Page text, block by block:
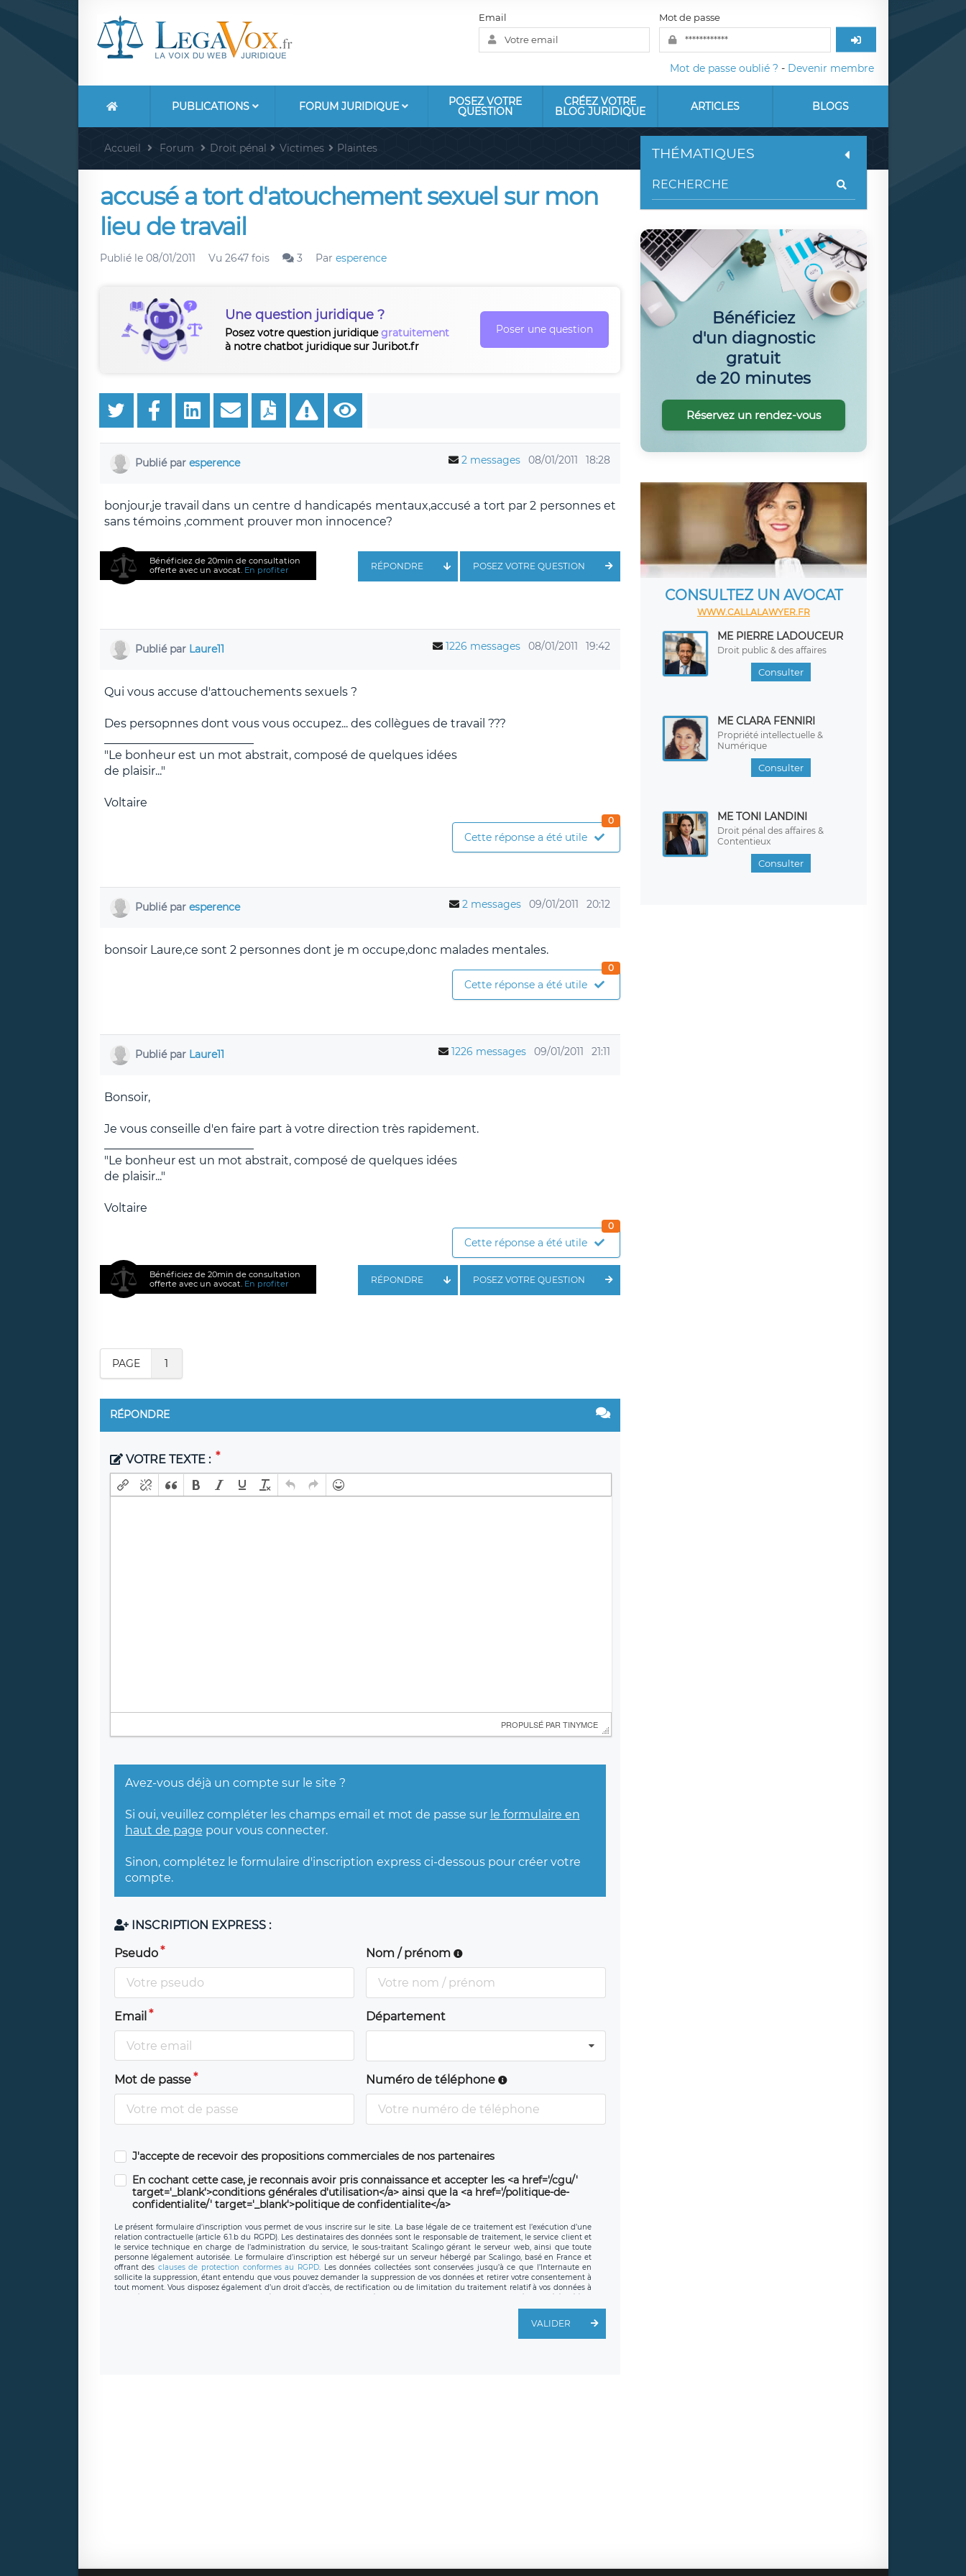
Email Mot de passe
Mot de passe oublié ? - Devenir membre
PUBLICATIONS FORUM JURIDIQUE POSEZ VOTRE
QUESTION
CRÉEZ VOTRE
BLOG JURIDIQUE ARTICLES BLOGS
Accueil Forum Droit pénal Victimes Plaintes
accusé a tort d'atouchement sexuel sur mon
lieu de travail
Publié le 08/01/2011 Vu 2647 fois 3 Par esperence
Une question juridique ?
Posez votre question juridiquegratuitement
à notre chatbot juridique sur Juribot.fr
Poser une question
Publié par esperence 2 messages 08/01/2011 18:28
bonjour,je travail dans un centre d handicapés mentaux,accusé a tort par 2 personnes et
sans témoins ,comment prouver mon innocence?
Bénéficiez de 20min de consultation
offerte avec un avocat. En profiter POSEZ VOTRE QUESTION
RÉPONDRE
Publié par Laure11 1226 messages 08/01/2011 19:42
Qui vous accuse d'attouchements sexuels ?
Des persopnnes dont vous vous occupez... des collègues de travail ???
"Le bonheur est un mot abstrait, composé de quelques idées
de plaisir..."
Voltaire
Cette réponse a été utile
0
Publié par esperence 2 messages 09/01/2011 20:12
bonsoir Laure,ce sont 2 personnes dont je m occupe,donc malades mentales.
Cette réponse a été utile
0
Publié par Laure11 1226 messages 09/01/2011 21:11
Bonsoir,
Je vous conseille d'en faire part à votre direction très rapidement.
"Le bonheur est un mot abstrait, composé de quelques idées
de plaisir..."
Voltaire
Cette réponse a été utile
0
Bénéficiez de 20min de consultation
offerte avec un avocat. En profiter POSEZ VOTRE QUESTION
RÉPONDRE
PAGE 1
RÉPONDRE
VOTRE TEXTE :
PROPULSÉ PAR TINYMCE
Avez-vous déjà un compte sur le site ?
Si oui, veuillez compléter les champs email et mot de passe sur le formulaire en
haut de page pour vous connecter.
Sinon, complétez le formulaire d'inscription express ci-dessous pour créer votre
compte.
INSCRIPTION EXPRESS :
Pseudo Nom / prénom
Email Département
Mot de passe Numéro de téléphone
J'accepte de recevoir des propositions commerciales de nos partenaires
En cochant cette case, je reconnais avoir pris connaissance et accepter les <a href='/cgu/'
target='_blank'>conditions générales d'utilisation</a> ainsi que la <a href='/politique-de-
confidentialite/' target='_blank'>politique de confidentialite</a>
Le présent formulaire d’inscription vous permet de vous inscrire sur le site. La base légale de ce traitement est l’exécution d’une
relation contractuelle (article 6.1.b du RGPD). Les destinataires des données sont le responsable de traitement, le service client et
le service technique en charge de l’administration du service, le sous-traitant Scalingo gérant le serveur web, ainsi que toute
personne légalement autorisée. Le formulaire d’inscription est hébergé sur un serveur hébergé par Scalingo, basé en France et
offrant des clauses de protection conformes au RGPD. Les données collectées sont conservées jusqu’à ce que l’Internaute en
sollicite la suppression, étant entendu que vous pouvez demander la suppression de vos données et retirer votre consentement à
tout moment. Vous disposez également d’un droit d’accès, de rectification ou de limitation du traitement relatif à vos données à
caractère personnel, ainsi que d’un droit à la portabilité de vos données. Vous pouvez exercer ces droits auprès du délégué à la
protection des données de LÉGAVOX qui exerce au siège social de LÉGAVOX et est joignable à l’adresse mail suivante :
joignable à l’adresse mail : responsabledetraitement@legavox.fr. Vous avez également le droit d’introduire une réclamation
VALIDER
THÉMATIQUES
Bénéficiez
d'un diagnostic
gratuit
de 20 minutes
Réservez un rendez-vous
CONSULTEZ UN AVOCAT
WWW.CALLALAWYER.FR
ME PIERRE LADOUCEUR
Droit public & des affaires
Consulter
ME CLARA FENNIRI
Propriété intellectuelle &
Numérique
Consulter
ME TONI LANDINI
Droit pénal des affaires &
Contentieux
Consulter